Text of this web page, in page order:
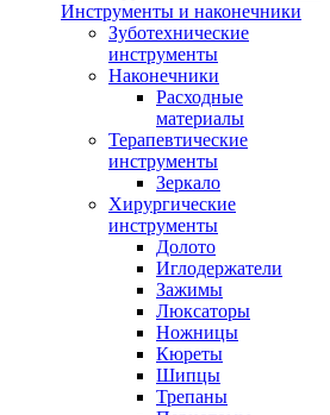
Инструменты и наконечники
Зуботехнические
инструменты
Наконечники
Расходные
материалы
Терапевтические
инструменты
Зеркало
Хирургические
инструменты
Долото
Иглодержатели
Зажимы
Люксаторы
Ножницы
Кюреты
Шипцы
Трепаны